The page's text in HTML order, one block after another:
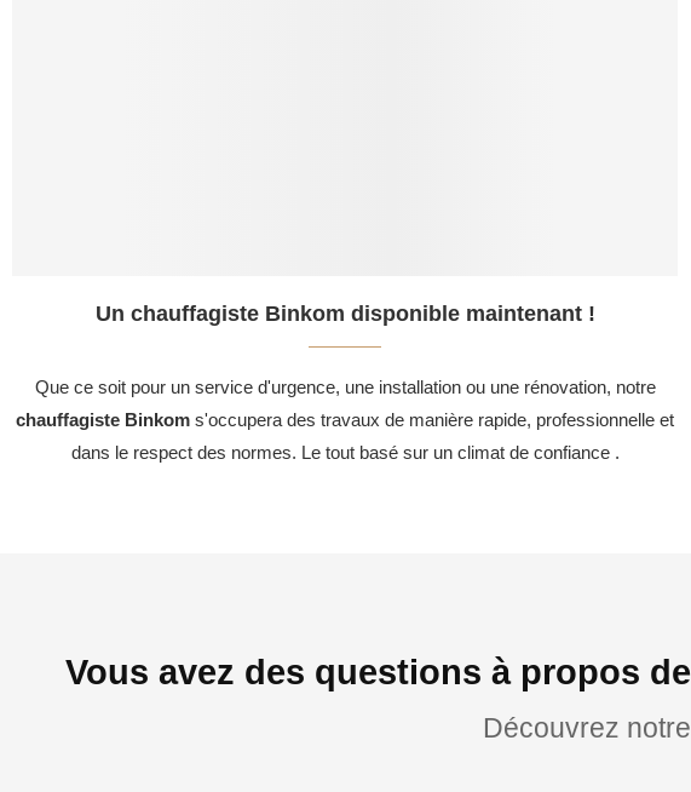
Un chauffagiste Binkom disponible maintenant !
Que ce soit pour un service d'urgence, une installation ou une rénovation, notre
chauffagiste Binkom s'occupera des travaux de manière rapide, professionnelle et
dans le respect des normes. Le tout basé sur un climat de confiance .
Vous avez des questions à propos
Découvrez